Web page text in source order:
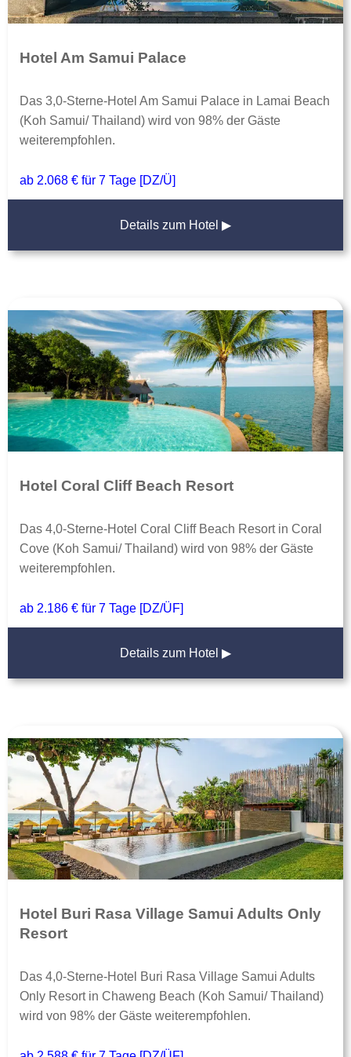
Hotel Am Samui Palace
Das 3,0-Sterne-Hotel Am Samui Palace in Lamai Beach
(Koh Samui/ Thailand) wird von 98% der Gäste
weiterempfohlen.
ab 2.068 € für 7 Tage [DZ/Ü]
Details zum Hotel ▶
Hotel Coral Cliff Beach Resort
Das 4,0-Sterne-Hotel Coral Cliff Beach Resort in Coral
Cove (Koh Samui/ Thailand) wird von 98% der Gäste
weiterempfohlen.
ab 2.186 € für 7 Tage [DZ/ÜF]
Details zum Hotel ▶
Hotel Buri Rasa Village Samui Adults Only
Resort
Das 4,0-Sterne-Hotel Buri Rasa Village Samui Adults
Only Resort in Chaweng Beach (Koh Samui/ Thailand)
wird von 98% der Gäste weiterempfohlen.